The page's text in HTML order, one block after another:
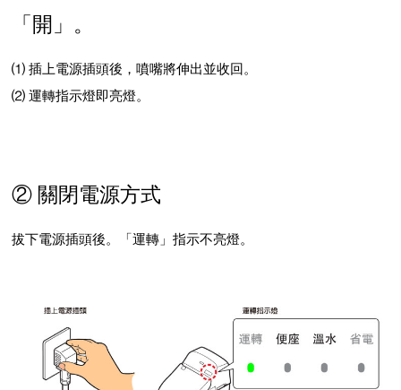
「開」。
⑴ 插上電源插頭後，噴嘴將伸出並收回。
⑵ 運轉指示燈即亮燈。
② 關閉電源方式
拔下電源插頭後。「運轉」指示不亮燈。